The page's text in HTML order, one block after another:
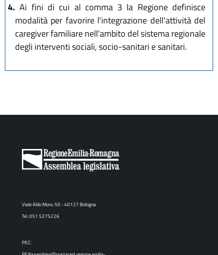
4. Ai fini di cui al comma 3 la Regione definisce
modalità per favorire l'integrazione dell'attività del
caregiver familiare nell'ambito del sistema regionale
degli interventi sociali, socio-sanitari e sanitari.
Viale Aldo Moro, 50 - 40127 Bologna
Tel. 051 5275226
PEC: